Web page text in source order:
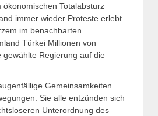
Totalabsturz
immer wieder Proteste erlebt
im benachbarten
Türkei Millionen von
gewählte Regierung auf die
Gemeinsamkeiten
Sie alle entzünden sich
Unterordnung des